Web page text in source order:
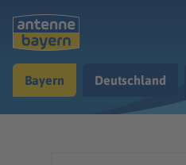
Musik & Radio
Bayern Deutschland